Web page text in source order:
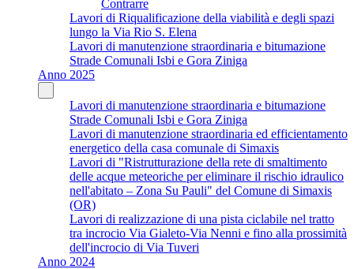
Contrarre
Lavori di Riqualificazione della viabilità e degli spazi
lungo la Via Rio S. Elena
Lavori di manutenzione straordinaria e bitumazione
Strade Comunali Isbi e Gora Ziniga
Anno 2025
Lavori di manutenzione straordinaria e bitumazione
Strade Comunali Isbi e Gora Ziniga
Lavori di manutenzione straordinaria ed efficientamento
energetico della casa comunale di Simaxis
Lavori di "Ristrutturazione della rete di smaltimento
delle acque meteoriche per eliminare il rischio idraulico
nell'abitato – Zona Su Pauli" del Comune di Simaxis
(OR)
Lavori di realizzazione di una pista ciclabile nel tratto
tra incrocio Via Gialeto-Via Nenni e fino alla prossimità
dell'incrocio di Via Tuveri
Anno 2024